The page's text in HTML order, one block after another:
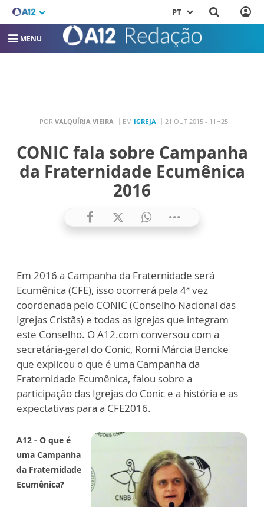
PT
MENU
POR VALQUÍRIA VIEIRA EM IGREJA 21 OUT 2015 - 11H25
CONIC fala sobre Campanha
da Fraternidade Ecumênica
2016
Em 2016 a Campanha da Fraternidade será
Ecumênica (CFE), isso ocorrerá pela 4ª vez
coordenada pelo CONIC (Conselho Nacional das
Igrejas Cristãs) e todas as igrejas que integram
este Conselho. O A12.com conversou com a
secretária-geral do Conic, Romi Márcia Bencke
que explicou o que é uma Campanha da
Fraternidade Ecumênica, falou sobre a
participação das Igrejas do Conic e a história e as
expectativas para a CFE2016.
A12 - O que é
uma Campanha
da Fraternidade
Ecumênica?